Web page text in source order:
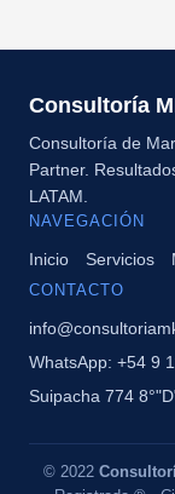
Consultoría
Consultoría de
Partner.
LATAM.
NAVEGACIÓN
Inicio Servicios
CONTACTO
WhatsApp: +54 9
Suipacha 774
© 2022